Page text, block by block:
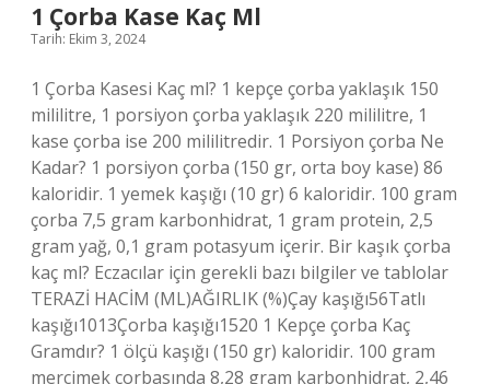
1 Çorba Kase Kaç Ml
Tarih: Ekim 3, 2024
1 Çorba Kasesi Kaç ml? 1 kepçe çorba yaklaşık 150
mililitre, 1 porsiyon çorba yaklaşık 220 mililitre, 1
kase çorba ise 200 mililitredir. 1 Porsiyon çorba Ne
Kadar? 1 porsiyon çorba (150 gr, orta boy kase) 86
kaloridir. 1 yemek kaşığı (10 gr) 6 kaloridir. 100 gram
çorba 7,5 gram karbonhidrat, 1 gram protein, 2,5
gram yağ, 0,1 gram potasyum içerir. Bir kaşık çorba
kaç ml? Eczacılar için gerekli bazı bilgiler ve tablolar
TERAZİ HACİM (ML)AĞIRLIK (%)Çay kaşığı56Tatlı
kaşığı1013Çorba kaşığı1520 1 Kepçe çorba Kaç
Gramdır? 1 ölçü kaşığı (150 gr) kaloridir. 100 gram
mercimek çorbasında 8,28 gram karbonhidrat, 2,46